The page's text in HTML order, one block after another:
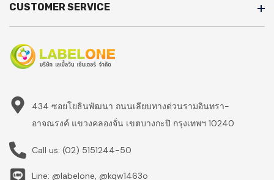
CUSTOMER SERVICE
434 ซอยโยธินพัฒนา ถนนเลียบทางด่วนรามอินทรา-
อาจณรงค์ แขวงคลองจั่น เขตบางกะปิ กรุงเทพฯ 10240
Call us: (02) 5151244-50
Line: @labelone, @kqw1463o